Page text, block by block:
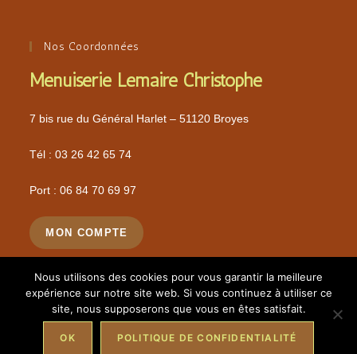
Nos Coordonnées
Menuiserie Lemaire Christophe
7 bis rue du Général Harlet – 51120 Broyes
Tél :03 26 42 65 74
Port :06 84 70 69 97
MON COMPTE
Mentions légales Politique de confidentialité
Copyright 2026 - Menuiserie Lemaire Christophe - Tél : 03 26 42
Nous utilisons des cookies pour vous garantir la meilleure
expérience sur notre site web. Si vous continuez à utiliser ce
site, nous supposerons que vous en êtes satisfait.
OK POLITIQUE DE CONFIDENTIALITÉ